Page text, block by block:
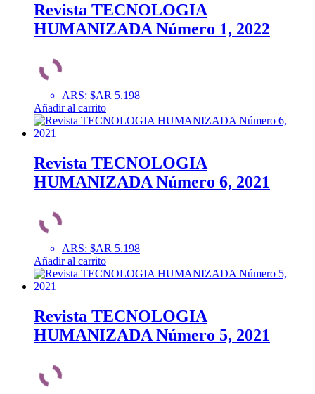
Revista TECNOLOGIA
HUMANIZADA Número 1, 2022
ARS: $AR 5.198
Añadir al carrito
Revista TECNOLOGIA
HUMANIZADA Número 6, 2021
ARS: $AR 5.198
Añadir al carrito
Revista TECNOLOGIA
HUMANIZADA Número 5, 2021